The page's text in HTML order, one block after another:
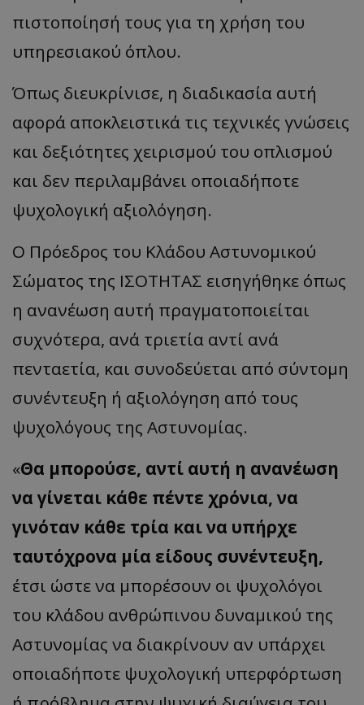
πιστοποίησή τους για τη χρήση του
υπηρεσιακού όπλου.
Όπως διευκρίνισε, η διαδικασία αυτή
αφορά αποκλειστικά τις τεχνικές γνώσεις
και δεξιότητες χειρισμού του οπλισμού
και δεν περιλαμβάνει οποιαδήποτε
ψυχολογική αξιολόγηση.
Ο Πρόεδρος του Κλάδου Αστυνομικού
Σώματος της ΙΣΟΤΗΤΑΣ εισηγήθηκε όπως
η ανανέωση αυτή πραγματοποιείται
συχνότερα, ανά τριετία αντί ανά
πενταετία, και συνοδεύεται από σύντομη
συνέντευξη ή αξιολόγηση από τους
ψυχολόγους της Αστυνομίας.
«Θα μπορούσε, αντί αυτή η ανανέωση
να γίνεται κάθε πέντε χρόνια, να
γινόταν κάθε τρία και να υπήρχε
ταυτόχρονα μία είδους συνέντευξη,
έτσι ώστε να μπορέσουν οι ψυχολόγοι
του κλάδου ανθρώπινου δυναμικού της
Αστυνομίας να διακρίνουν αν υπάρχει
οποιαδήποτε ψυχολογική υπερφόρτωση